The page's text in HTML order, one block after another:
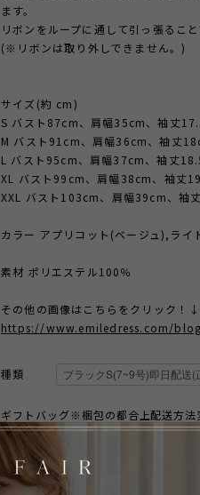
ます。
リボンをループに通して引っ張るこ
(※リボンは取り外しできません。)
サイズ(約 cm)
S バスト87cm、肩幅35cm、袖丈
M バスト91cm、肩幅36cm、袖丈
L バスト95cm、肩幅37cm、袖丈
XL バスト99cm、肩幅38cm、袖丈
XXL バスト103cm、肩幅39cm、袖
カラー アプリコット(ベージュ),ラ
素材 ポリエステル100％
その他の画像はこちらをクリック！↓
https://www.emiledress.com/
種類
ギフトバッグ※梱包の都合上配送方法
数量